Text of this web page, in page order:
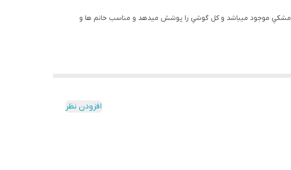
مشکي موجود ميباشد و کل گوشي را پوشش ميدهد و مناسب خانم ها و
افزودن نظر